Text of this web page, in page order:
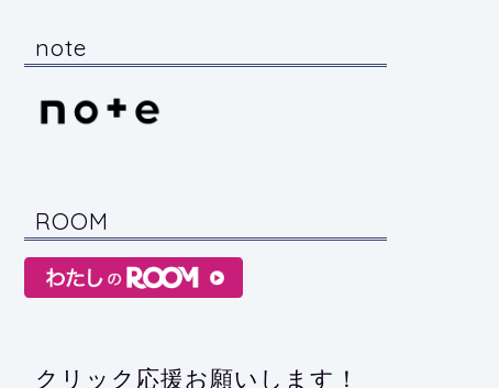
note
ROOM
クリック応援お願いします！